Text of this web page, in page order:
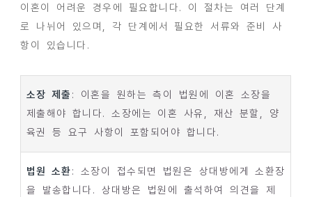
이혼이 어려운 경우에 필요합니다. 이 절차는 여러 단계
로 나뉘어 있으며, 각 단계에서 필요한 서류와 준비 사
항이 있습니다.
소장 제출 : 이혼을 원하는 측이 법원에 이혼 소장을
제출해야 합니다. 소장에는 이혼 사유, 재산 분할, 양
육권 등 요구 사항이 포함되어야 합니다.
법원 소환: 소장이 접수되면 법원은 상대방에게 소환장
을 발송합니다. 상대방은 법원에 출석하여 의견을 제